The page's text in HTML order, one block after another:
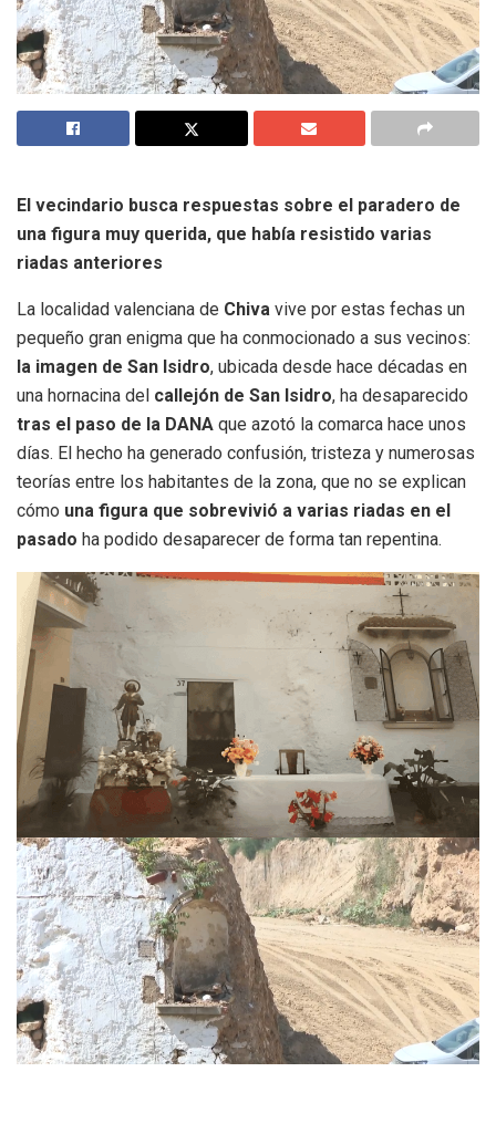
El vecindario busca respuestas sobre el paradero de
una figura muy querida, que había resistido varias
riadas anteriores
La localidad valenciana de Chiva vive por estas fechas un
pequeño gran enigma que ha conmocionado a sus vecinos:
la imagen de San Isidro, ubicada desde hace décadas en
una hornacina del callejón de San Isidro, ha desaparecido
tras el paso de la DANA que azotó la comarca hace unos
días. El hecho ha generado confusión, tristeza y numerosas
teorías entre los habitantes de la zona, que no se explican
cómo una figura que sobrevivió a varias riadas en el
pasado ha podido desaparecer de forma tan repentina.